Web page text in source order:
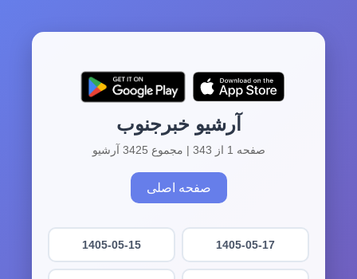
آرشیو خبرجنوب
صفحه 1 از 343 | مجموع 3425 آرشیو
صفحه اصلی
1405-05-17
1405-05-15